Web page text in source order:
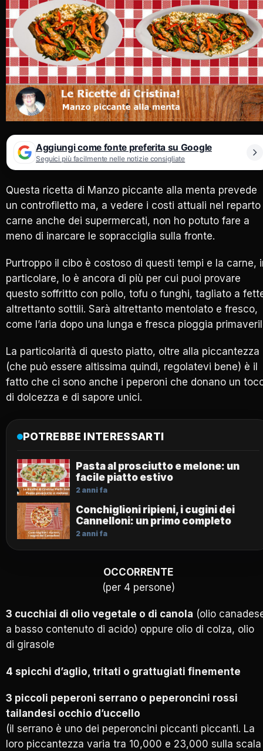
Aggiungi come fonte preferita su Google
Seguici più facilmente nelle notizie consigliate
Questa ricetta di Manzo piccante alla menta prevede
un controfiletto ma, a vedere i costi attuali nel reparto
carne anche dei supermercati, non ho potuto fare a
meno di inarcare le sopracciglia sulla fronte.
Purtroppo il cibo è costoso di questi tempi e la carne,
particolare, lo è ancora di più per cui puoi provare
questo soffritto con pollo, tofu o funghi, tagliato a
altrettanto sottili. Sarà altrettanto mentolato e fresco,
come l’aria dopo una lunga e fresca pioggia
La particolarità di questo piatto, oltre alla piccantezza
(che può essere altissima quindi, regolatevi bene) è il
fatto che ci sono anche i peperoni che donano un
di dolcezza e di sapore unici.
POTREBBE INTERESSARTI
Pasta al prosciutto e melone: un
facile piatto estivo
2 anni fa
Conchiglioni ripieni, i cugini dei
Cannelloni: un primo completo
2 anni fa
OCCORRENTE
(per 4 persone)
3 cucchiai di olio vegetale o di canola (olio
a basso contenuto di acido) oppure olio di colza, olio
di girasole
4 spicchi d’aglio, tritati o grattugiati finemente
3 piccoli peperoni serrano o peperoncini rossi
tailandesi occhio d’uccello
(il serrano è uno dei peperoncini piccanti piccanti. La
loro piccantezza varia tra 10,000 e 23,000 sulla scala